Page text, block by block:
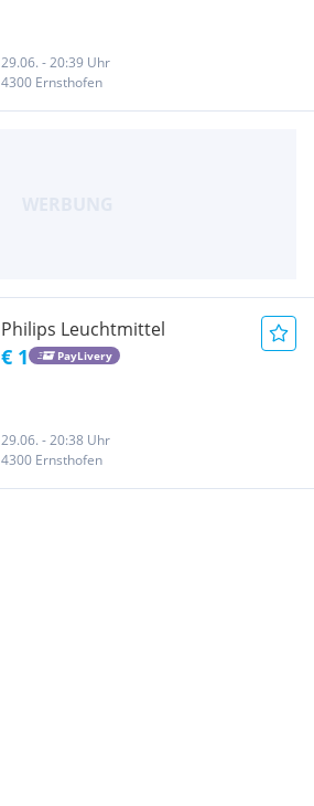
29.06. - 20:39 Uhr
4300 Ernsthofen
Philips Leuchtmittel
€ 1 PayLivery
29.06. - 20:38 Uhr
4300 Ernsthofen